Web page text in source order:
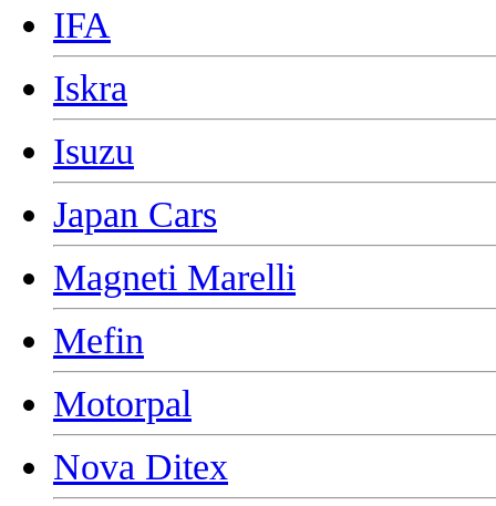
IFA
Iskra
Isuzu
Japan Cars
Magneti Marelli
Mefin
Motorpal
Nova Ditex